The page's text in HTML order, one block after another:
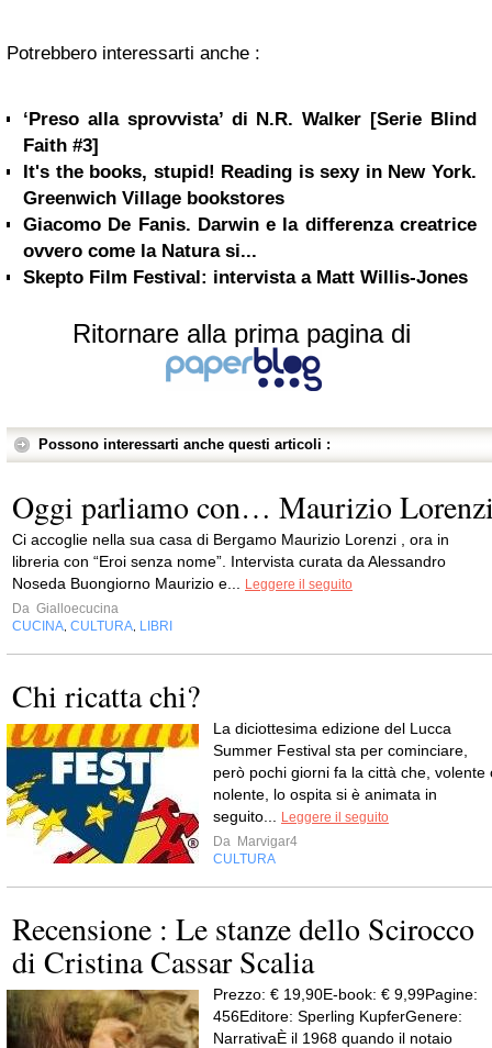
Potrebbero interessarti anche :
‘Preso alla sprovvista’ di N.R. Walker [Serie Blind
Faith #3]
It's the books, stupid! Reading is sexy in New York.
Greenwich Village bookstores
Giacomo De Fanis. Darwin e la differenza creatrice
ovvero come la Natura si...
Skepto Film Festival: intervista a Matt Willis-Jones
Ritornare alla prima pagina di
Possono interessarti anche questi articoli :
Oggi parliamo con… Maurizio
Ci accoglie nella sua casa di Bergamo Maurizio Lorenzi , ora in
libreria con “Eroi senza nome”. Intervista curata da Alessandro
Noseda Buongiorno Maurizio e...
Leggere il seguito
Da Gialloecucina
CUCINA CULTURA LIBRI
Chi ricatta chi?
La diciottesima edizione del Lucca
Summer Festival sta per cominciare,
però pochi giorni fa la città che, volente
nolente, lo ospita si è animata in
seguito...
Leggere il seguito
Da Marvigar4
CULTURA
Recensione : Le stanze dello Scirocco
di Cristina Cassar Scalia
Prezzo: € 19,90E-book: € 9,99Pagine:
456Editore: Sperling KupferGenere:
NarrativaÈ il 1968 quando il notaio